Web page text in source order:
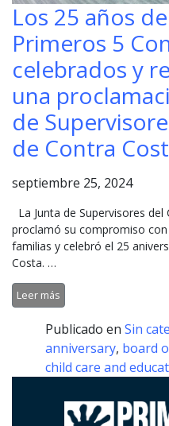
Los 25 años
Primeros 5
celebrados y
una
de
de Contra
septiembre 25, 2024
La Junta de Supervisores
proclamó su compromiso
familias y celebró el 25
Costa. …
Leer más
Publicado en Sin
anniversary, board
child care and